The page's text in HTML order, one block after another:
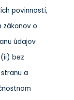
povinností,
zákonov o
údajov
bez
a